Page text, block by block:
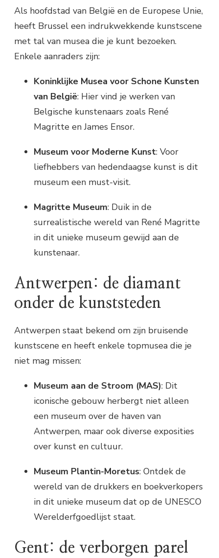
Als hoofdstad van België en de Europese Unie,
heeft Brussel een indrukwekkende kunstscene
met tal van musea die je kunt bezoeken.
Enkele aanraders zijn:
Koninklijke Musea voor Schone Kunsten
van België: Hier vind je werken van
Belgische kunstenaars zoals René
Magritte en James Ensor.
Museum voor Moderne Kunst: Voor
liefhebbers van hedendaagse kunst is dit
museum een must-visit.
Magritte Museum: Duik in de
surrealistische wereld van René Magritte
in dit unieke museum gewijd aan de
kunstenaar.
Antwerpen: de diamant
onder de kunststeden
Antwerpen staat bekend om zijn bruisende
kunstscene en heeft enkele topmusea die je
niet mag missen:
Museum aan de Stroom (MAS): Dit
iconische gebouw herbergt niet alleen
een museum over de haven van
Antwerpen, maar ook diverse exposities
over kunst en cultuur.
Museum Plantin-Moretus: Ontdek de
wereld van de drukkers en boekverkopers
in dit unieke museum dat op de UNESCO
Werelderfgoedlijst staat.
Gent: de verborgen parel